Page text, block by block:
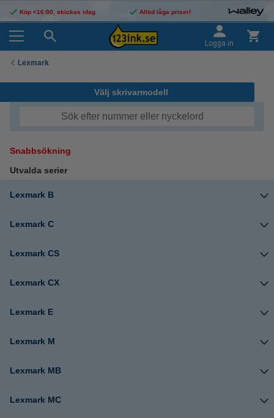
Köp <16:00, skickas idag Alltid låga priser!
Logga in
Lexmark
Välj skrivarmodell
Snabbsökning
Utvalda serier
Lexmark B
Lexmark C
Lexmark CS
Lexmark CX
Lexmark E
Lexmark M
Lexmark MB
Lexmark MC